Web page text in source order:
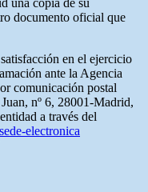
una copia de su
documento oficial que
en el ejercicio
ante la Agencia
comunicación postal
nº 6, 28001-Madrid,
a través del
electronica